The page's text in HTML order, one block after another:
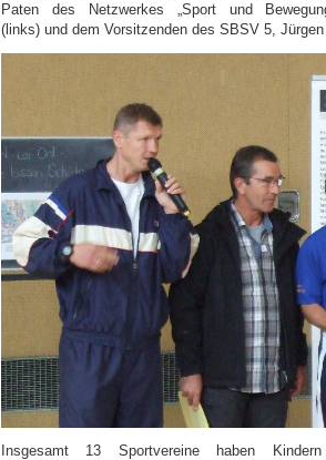
Paten des Netzwerkes „Sport und
(links) und dem Vorsitzenden des SBSV 5,
Insgesamt 13 Sportvereine haben